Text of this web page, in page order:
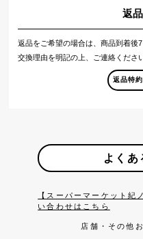
返
返品をご希望の場合は、商品到着後
交換理由を明記の上、ご連絡ください
返品特
よくあ
【スーパーマーケット紀
い合わせはこちら
店舗・その他